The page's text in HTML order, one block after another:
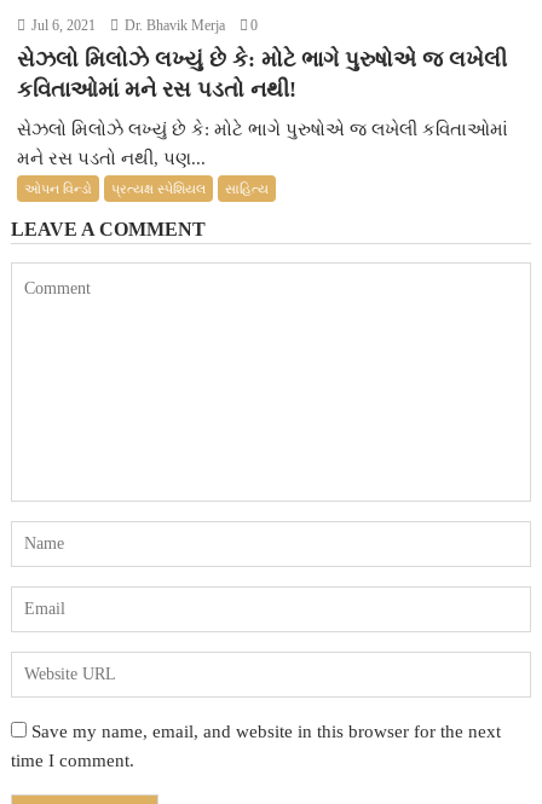
Jul 6, 2021 Dr. Bhavik Merja 0
સેઝલો મિલોઝે લખ્યું છે કે: મોટે ભાગે પુરુષોએ જ લખેલી
કવિતાઓમાં મને રસ પડતો નથી!
સેઝલો મિલોઝે લખ્યું છે કે: મોટે ભાગે પુરુષોએ જ લખેલી કવિતાઓમાં
મને રસ પડતો નથી, પણ...
ઓપન વિન્ડો પ્રત્યક્ષ સ્પેશિયલ સાહિત્ય
LEAVE A COMMENT
Save my name, email, and website in this browser for the next
time I comment.